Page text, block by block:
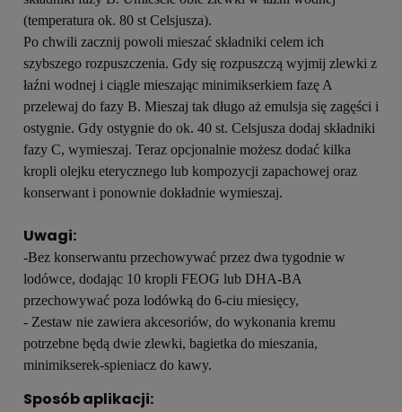
(temperatura ok. 80 st Celsjusza).
Po chwili zacznij powoli mieszać składniki celem ich
szybszego rozpuszczenia. Gdy się rozpuszczą wyjmij zlewki z
łaźni wodnej i ciągle mieszając minimikserkiem fazę A
przelewaj do fazy B. Mieszaj tak długo aż emulsja się zagęści i
ostygnie. Gdy ostygnie do ok. 40 st. Celsjusza dodaj składniki
fazy C, wymieszaj. Teraz opcjonalnie możesz dodać kilka
kropli olejku eterycznego lub kompozycji zapachowej oraz
konserwant i ponownie dokładnie wymieszaj.
Uwagi:
-Bez konserwantu przechowywać przez dwa tygodnie w
lodówce, dodając 10 kropli FEOG lub DHA-BA
przechowywać poza lodówką do 6-ciu miesięcy,
- Zestaw nie zawiera akcesoriów, do wykonania kremu
potrzebne będą dwie zlewki, bagietka do mieszania,
minimikserek-spieniacz do kawy.
Sposób aplikacji: